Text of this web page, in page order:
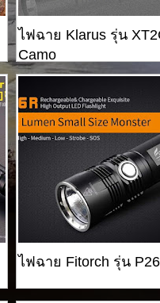
ไฟฉาย Klarus รุ่น
Camo
ไฟฉาย Fitorch รุ่น